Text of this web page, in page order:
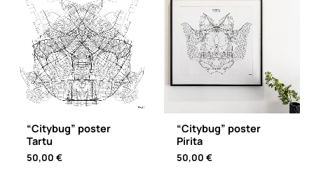
“Citybug” poster
Tartu
50,00 €
“Citybug” poster
Pirita
50,00 €